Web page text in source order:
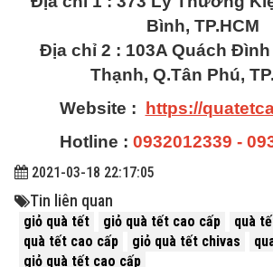
Bình, TP.HCM
Địa chỉ 2 : 103A Quách Đình
Thạnh, Q.Tân Phú,
Website :
https://
Hotline : 0932012339 -
2021-03-18 22:17:05
giỏ quà tết giỏ quà tết cao cấp
quà
quà tết cao cấp
giỏ quà tết chivas
giỏ quà tết cao cấp
Tin liên quan